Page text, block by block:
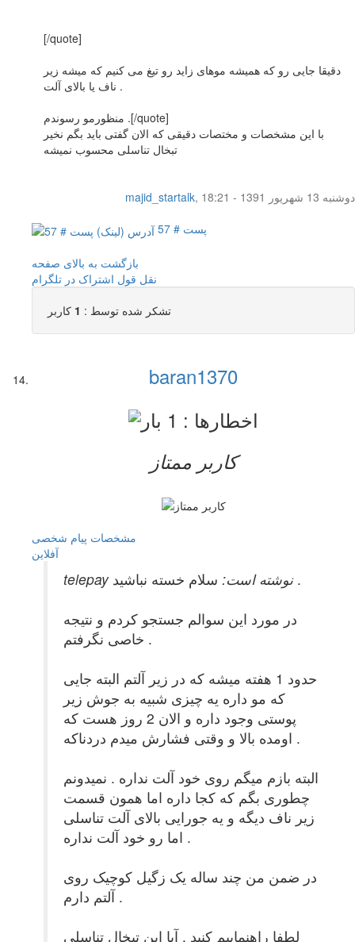
[/quote]
دقیقا جایی رو که همیشه موهای زاید رو تیغ می کنیم که میشه زیر
ناف یا بالای آلت .
منظورمو رسوندم .[/quote]
با این مشخصات و مختصات دقیقی که الان گفتی باید بگم نخیر
تبخال تناسلی محسوب نمیشه
majid_startalk,
دوشنبه 13 شهریور 1391 - 18:21
پست # 57
بازگشت به بالای صفحه
نقل قول اشتراک در تلگرام
تشکر شده توسط : 1 کاربر
baran1370
کاربر ممتاز
مشخصات پیام شخصی
آفلاين
telepay نوشته است:سلام خسته نباشید .
در مورد این سوالم جستجو کردم و نتیجه
خاصی نگرفتم .
حدود 1 هفته میشه که در زیر آلتم البته جایی
که مو داره یه چیزی شبیه به جوش زیر
پوستی وجود داره و الان 2 روز هست که
اومده بالا و وقتی فشارش میدم دردناکه .
البته بازم میگم روی خود آلت نداره . نمیدونم
چطوری بگم که کجا داره اما همون قسمت
زیر ناف دیگه و یه جورایی بالای آلت تناسلی
اما رو خود آلت نداره .
در ضمن من چند ساله یک زگیل کوچیک روی
آلتم دارم .
لطفا راهنماییم کنید . آیا این تبخال تناسلی